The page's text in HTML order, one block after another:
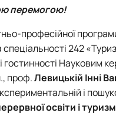
перемогою!
професійної
242
Науковим
проф.Левицькій Інні
і
освіти і